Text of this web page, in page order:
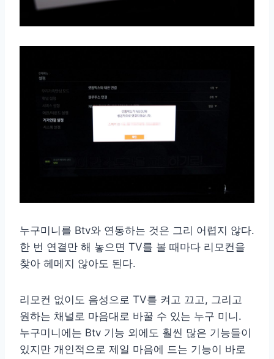
누구미니를 Btv와 연동하는 것은 그리 어렵지 않다.
한 번 연결만 해 놓으면 TV를 볼 때마다 리모컨을
찾아 헤메지 않아도 된다.
리모컨 없이도 음성으로 TV를 켜고 끄고, 그리고
원하는 채널로 마음대로 바꿀 수 있는 누구 미니.
누구미니에는 Btv 기능 외에도 훨씬 많은 기능들이
있지만 개인적으로 제일 마음에 드는 기능이 바로